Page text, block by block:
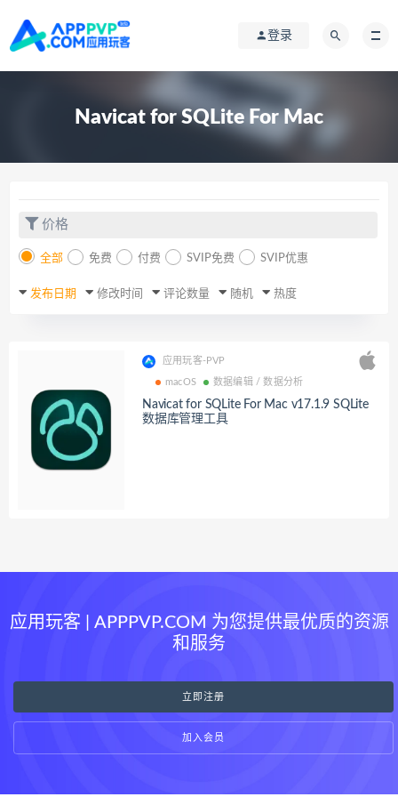
登录
Navicat for SQLite For Mac
价格
全部 免费 付费 SVIP免费 SVIP优惠
发布日期 修改时间 评论数量 随机 热度
应用玩客-PVP
macOS 数据编辑 / 数据分析
Navicat for SQLite For Mac v17.1.9 SQLite
数据库管理工具
应用玩客 | APPPVP.COM 为您提供最优质的资源
和服务
立即注册
加入会员